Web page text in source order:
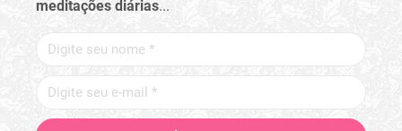
meditações diárias...